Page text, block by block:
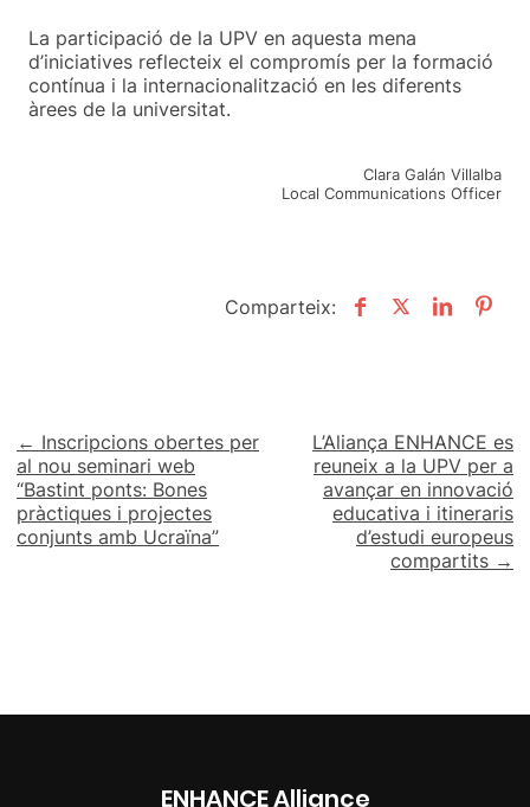
La participació de la UPV en aquesta mena
d’iniciatives reflecteix el compromís per la formació
contínua i la internacionalització en les diferents
àrees de la universitat.
Clara Galán Villalba
Local Communications Officer
Comparteix:
Navegació
d'entrades
← Inscripcions obertes per
al nou seminari web
“Bastint ponts: Bones
pràctiques i projectes
conjunts amb Ucraïna”
L’Aliança ENHANCE es
reuneix a la UPV per a
avançar en innovació
educativa i itineraris
d’estudi europeus
compartits →
ENHANCE Alliance